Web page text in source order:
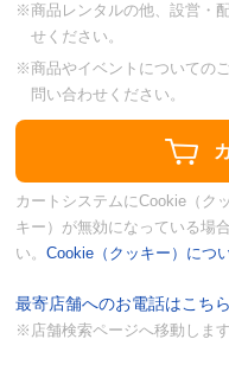
※商品レンタルの他、設営・
せください。
※商品やイベントについての
問い合わせください。
カートシステムにCookie（ク
キー）が無効になっている場
い。Cookie（クッキー）につ
最寄店舗へのお電話はこち
※店舗検索ページへ移動します